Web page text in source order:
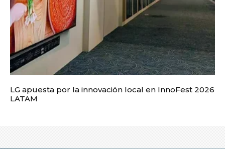
LG apuesta por la innovación local en InnoFest 2026
LATAM